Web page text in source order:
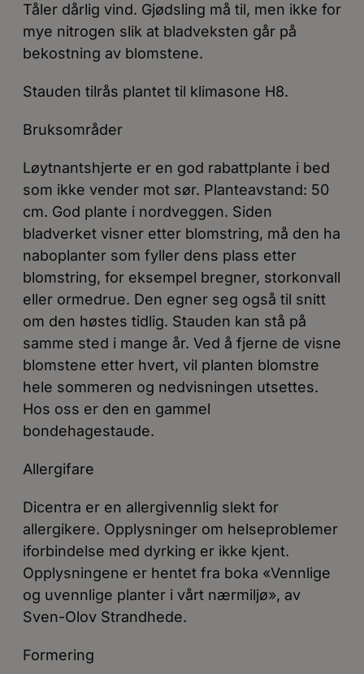
Tåler dårlig vind. Gjødsling må til, men ikke for
mye nitrogen slik at bladveksten går på
bekostning av blomstene.
Stauden tilrås plantet til klimasone H8.
Bruksområder
Løytnantshjerte er en god rabattplante i bed
som ikke vender mot sør. Planteavstand: 50
cm. God plante i nordveggen. Siden
bladverket visner etter blomstring, må den ha
naboplanter som fyller dens plass etter
blomstring, for eksempel bregner, storkonvall
eller ormedrue. Den egner seg også til snitt
om den høstes tidlig. Stauden kan stå på
samme sted i mange år. Ved å fjerne de visne
blomstene etter hvert, vil planten blomstre
hele sommeren og nedvisningen utsettes.
Hos oss er den en gammel
bondehagestaude.
Allergifare
Dicentra er en allergivennlig slekt for
allergikere. Opplysninger om helseproblemer
iforbindelse med dyrking er ikke kjent.
Opplysningene er hentet fra boka «Vennlige
og uvennlige planter i vårt nærmiljø», av
Sven-Olov Strandhede.
Formering